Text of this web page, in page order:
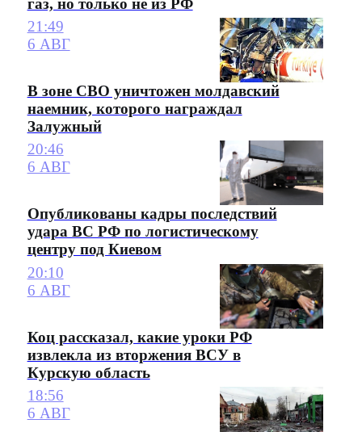
21:49
6 АВГ
В зоне СВО уничтожен молдавский
наемник, которого награждал
Залужный
20:46
6 АВГ
Опубликованы кадры последствий
удара ВС РФ по логистическому
центру под Киевом
20:10
6 АВГ
Коц рассказал, какие уроки РФ
извлекла из вторжения ВСУ в
Курскую область
18:56
6 АВГ